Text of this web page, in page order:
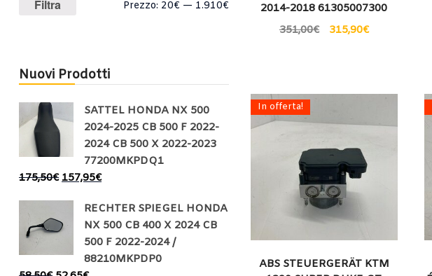
Filtra Prezzo: 20€ — 1.910€
Nuovi Prodotti
SATTEL HONDA NX 500
2024-2025 CB 500 F 2022-
2024 CB 500 X 2022-2023
77200MKPDQ1
175,50€ 157,95€
RECHTER SPIEGEL HONDA
NX 500 CB 400 X 2024 CB
500 F 2022-2024 /
88210MKPDP0
2014-2018 61305007300
351,00€ 315,90€
In offerta!
ABS STEUERGERÄT KTM